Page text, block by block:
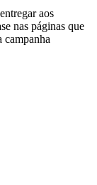
aos
nas páginas que
campanha